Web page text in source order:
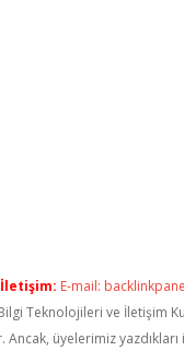
E-mail:
Bilgi Teknolojileri ve
üyelerimiz